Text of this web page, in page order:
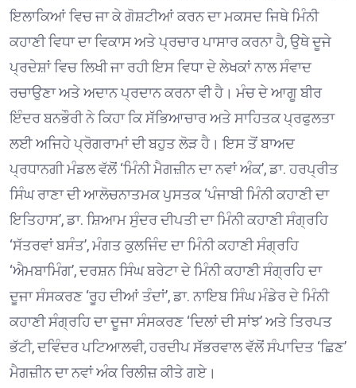
ਇਲਾਕਿਆਂ ਵਿਚ ਜਾ ਕੇ ਗੋਸ਼ਟੀਆਂ ਕਰਨ ਦਾ ਮਕਸਦ ਜਿਥੇ ਮਿੰਨੀ
ਕਹਾਣੀ ਵਿਧਾ ਦਾ ਵਿਕਾਸ ਅਤੇ ਪ੍ਰਚਾਰ ਪਾਸਾਰ ਕਰਨਾ ਹੈ, ਉਥੇ ਦੂਜੇ
ਪ੍ਰਦੇਸ਼ਾਂ ਵਿਚ ਲਿਖੀ ਜਾ ਰਹੀ ਇਸ ਵਿਧਾ ਦੇ ਲੇਖਕਾਂ ਨਾਲ ਸੰਵਾਦ
ਰਚਾਉਣਾ ਅਤੇ ਅਦਾਨ ਪ੍ਰਦਾਨ ਕਰਨਾ ਵੀ ਹੈ। ਮੰਚ ਦੇ ਆਗੂ ਬੀਰ
ਇੰਦਰ ਬਨਭੌਰੀ ਨੇ ਕਿਹਾ ਕਿ ਸੱਭਿਆਚਾਰ ਅਤੇ ਸਾਹਿਤਕ ਪ੍ਰਫੁਲਤਾ
ਲਈ ਅਜਿਹੇ ਪ੍ਰੋਗਰਾਮਾਂ ਦੀ ਬਹੁਤ ਲੋੜ ਹੈ। ਇਸ ਤੋਂ ਬਾਅਦ
ਪ੍ਰਧਾਨਗੀ ਮੰਡਲ ਵੱਲੋਂ ‘ਮਿੰਨੀ ਮੈਗਜ਼ੀਨ ਦਾ ਨਵਾਂ ਅੰਕ’, ਡਾ. ਹਰਪ੍ਰੀਤ
ਸਿੰਘ ਰਾਣਾ ਦੀ ਆਲੋਚਨਾਤਮਕ ਪੁਸਤਕ ‘ਪੰਜਾਬੀ ਮਿੰਨੀ ਕਹਾਣੀ ਦਾ
ਇਤਿਹਾਸ’, ਡਾ. ਸ਼ਿਆਮ ਸੁੰਦਰ ਦੀਪਤੀ ਦਾ ਮਿੰਨੀ ਕਹਾਣੀ ਸੰਗ੍ਰਹਿ
‘ਸੱਤਰਵਾਂ ਬਸੰਤ’, ਮੰਗਤ ਕੁਲਜਿੰਦ ਦਾ ਮਿੰਨੀ ਕਹਾਣੀ ਸੰਗ੍ਰਹਿ
‘ਐਮਬਾਮਿੰਗ’, ਦਰਸ਼ਨ ਸਿੰਘ ਬਰੇਟਾ ਦੇ ਮਿੰਨੀ ਕਹਾਣੀ ਸੰਗ੍ਰਹਿ ਦਾ
ਦੂਜਾ ਸੰਸਕਰਣ ‘ਰੂਹ ਦੀਆਂ ਤੰਦਾਂ’, ਡਾ. ਨਾਇਬ ਸਿੰਘ ਮੰਡੇਰ ਦੇ ਮਿੰਨੀ
ਕਹਾਣੀ ਸੰਗ੍ਰਹਿ ਦਾ ਦੂਜਾ ਸੰਸਕਰਣ ‘ਦਿਲਾਂ ਦੀ ਸਾਂਝ’ ਅਤੇ ਤਿਰਪਤ
ਭੱਟੀ, ਦਵਿੰਦਰ ਪਟਿਆਲਵੀ, ਹਰਦੀਪ ਸੱਭਰਵਾਲ ਵੱਲੋਂ ਸੰਪਾਦਿਤ ‘ਛਿਣ’
ਮੈਗਜ਼ੀਨ ਦਾ ਨਵਾਂ ਅੰਕ ਰਿਲੀਜ਼ ਕੀਤੇ ਗਏ।